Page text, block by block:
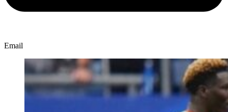
Email